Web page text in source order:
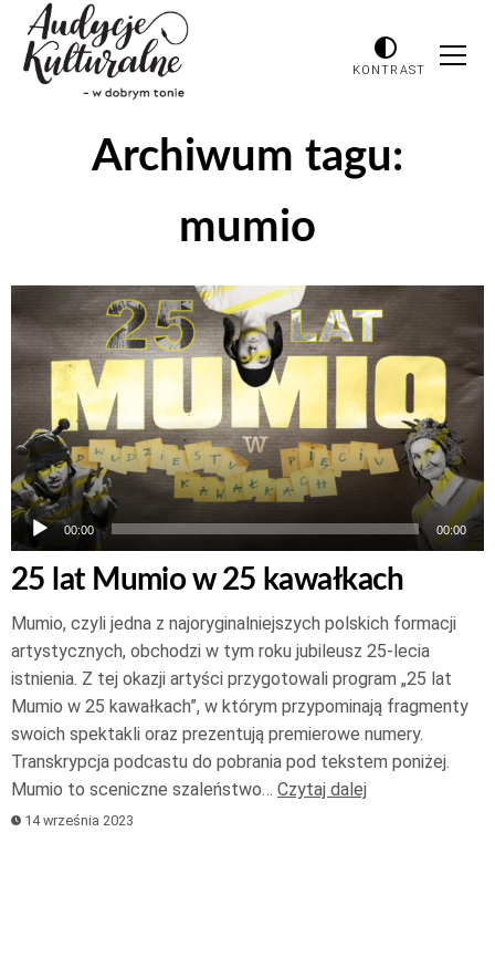
KONTRAST
Archiwum tagu:
mumio
Odtwarzacz
plików
dźwiękowych
00:00 00:00
25 lat Mumio w 25 kawałkach
Mumio, czyli jedna z najoryginalniejszych polskich formacji
artystycznych, obchodzi w tym roku jubileusz 25-lecia
istnienia. Z tej okazji artyści przygotowali program „25 lat
Mumio w 25 kawałkach”, w którym przypominają fragmenty
swoich spektakli oraz prezentują premierowe numery.
Transkrypcja podcastu do pobrania pod tekstem poniżej.
Mumio to sceniczne szaleństwo… Czytaj dalej
14 września 2023